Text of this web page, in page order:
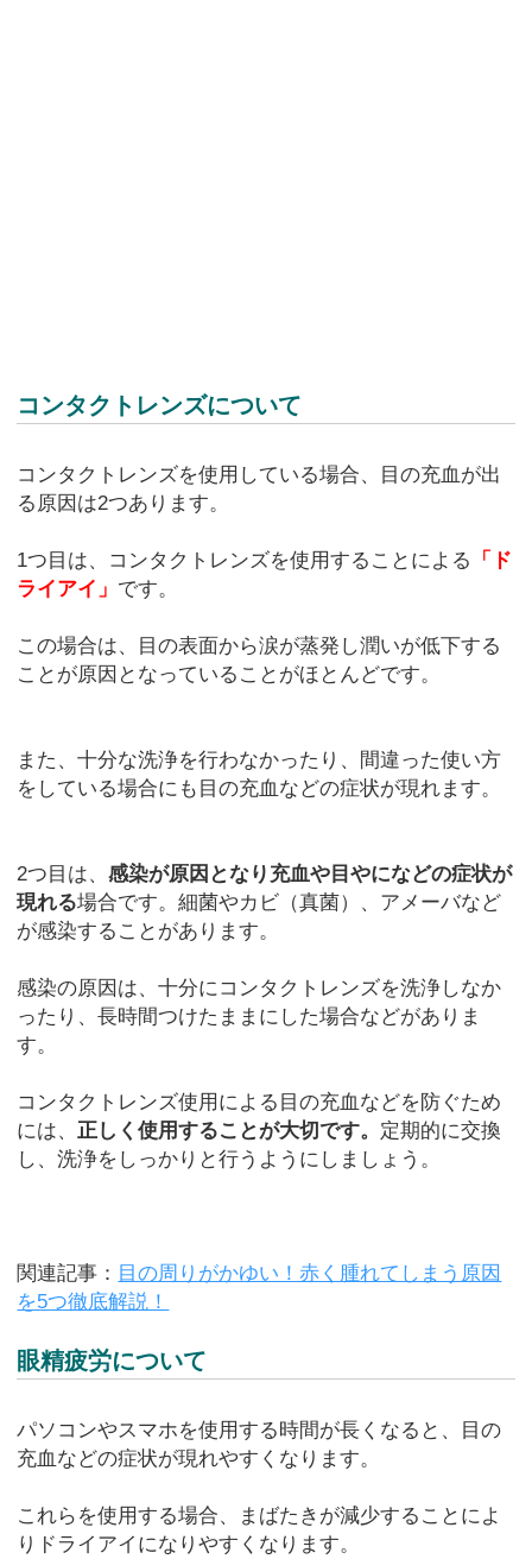
コンタクトレンズについて
コンタクトレンズを使用している場合、目の充血が出
る原因は2つあります。
1つ目は、コンタクトレンズを使用することによる
「ド
ライアイ」 です。
この場合は、目の表面から涙が蒸発し潤いが低下する
ことが原因となっていることがほとんどです。
また、十分な洗浄を行わなかったり、間違った使い方
をしている場合にも目の充血などの症状が現れます。
2つ目は、感染が原因となり充血や目やになどの症状が
現れる場合です。細菌やカビ（真菌）、アメーバなど
が感染することがあります。
感染の原因は、十分にコンタクトレンズを洗浄しなか
ったり、長時間つけたままにした場合などがありま
す。
コンタクトレンズ使用による目の充血などを防ぐため
には、 正しく使用することが大切です。 定期的に交換
し、洗浄をしっかりと行うようにしましょう。
関連記事： 目の周りがかゆい！赤く腫れてしまう原因
を5つ徹底解説！
眼精疲労について
パソコンやスマホを使用する時間が長くなると、目の
充血などの症状が現れやすくなります。
これらを使用する場合、まばたきが減少することによ
りドライアイになりやすくなります。